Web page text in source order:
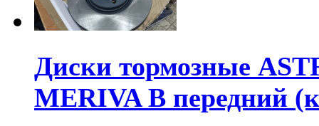
Диски тормозные
MERIVA B передний